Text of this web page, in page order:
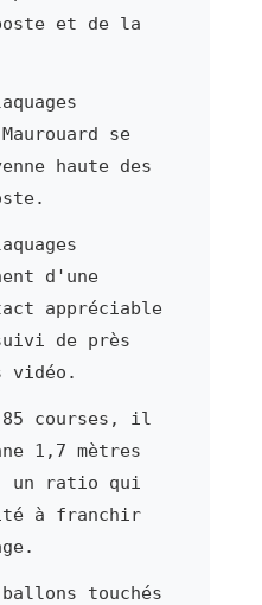
et de la
se
haute des
d'une
appréciable
de près
vidéo.
85 courses, il
1,7 mètres
un ratio qui
à franchir
touchés